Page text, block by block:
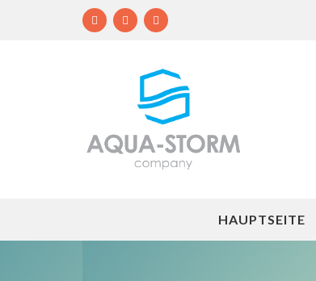
HAUPTSEITE